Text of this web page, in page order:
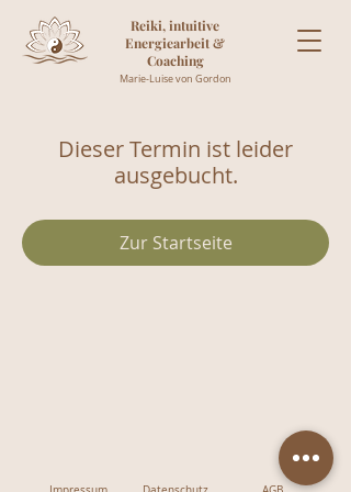
Reiki, intuitive
Energiearbeit &
Coaching
Marie-Luise von Gordon
Dieser Termin ist leider
ausgebucht.
Zur Startseite